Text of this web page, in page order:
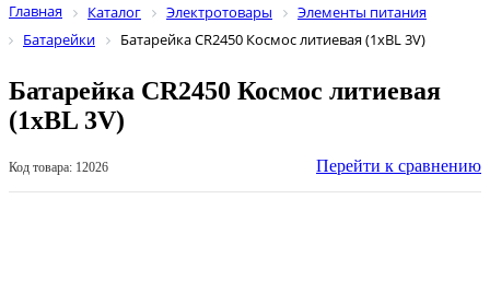
Главная Каталог Электротовары
Элементы питания
Батарейки
Батарейка CR2450 Космос литиевая (1хВL 3V)
Батарейка CR2450 Космос литиевая
(1хВL 3V)
Код товара: 12026 Перейти к сравнению